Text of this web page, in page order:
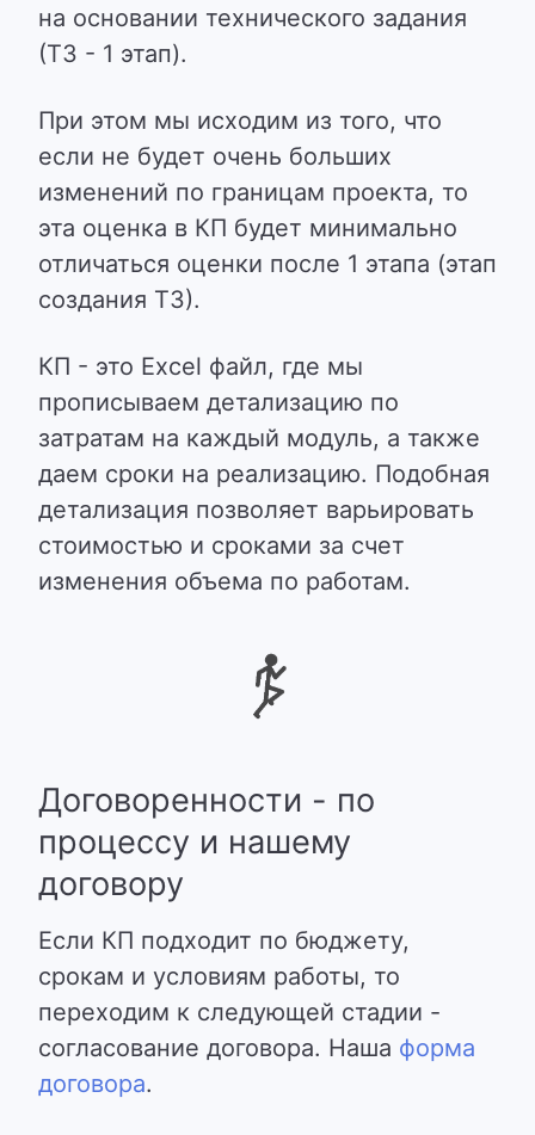
на основании технического задания
(ТЗ - 1 этап).
При этом мы исходим из того, что
если не будет очень больших
изменений по границам проекта, то
эта оценка в КП будет минимально
отличаться оценки после 1 этапа (этап
создания ТЗ).
КП - это Excel файл, где мы
прописываем детализацию по
затратам на каждый модуль, а также
даем сроки на реализацию. Подобная
детализация позволяет варьировать
стоимостью и сроками за счет
изменения объема по работам.
Договоренности - по
процессу и нашему
договору
Если КП подходит по бюджету,
срокам и условиям работы, то
переходим к следующей стадии -
согласование договора. Наша форма
договора.